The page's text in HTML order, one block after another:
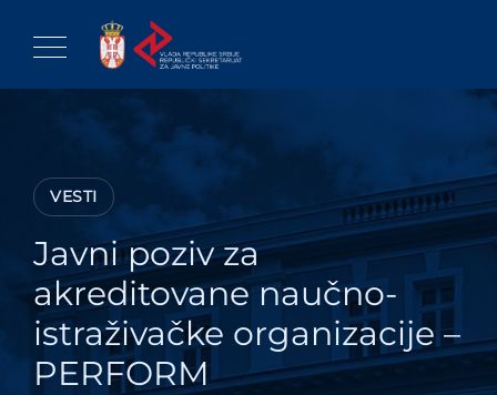
content
VESTI
Javni poziv za
akreditovane naučno-
istraživačke organizacije –
PERFORM